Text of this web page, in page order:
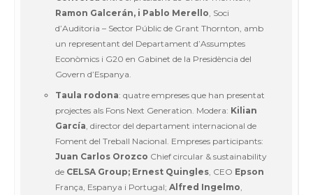
Ramon Galcerán, i Pablo Merello , Soci
d’Auditoria – Sector Públic de Grant Thornton, amb
un representant del Departament d’Assumptes
Econòmics i G20 en Gabinet de la Presidència del
Govern d’Espanya.
Taula rodona: quatre empreses que han presentat
projectes als Fons Next Generation. Modera: Kilian
García , director del departament internacional de
Foment del Treball Nacional. Empreses participants:
Juan Carlos Orozco Chief circular & sustainability
de CELSA Group; Ernest Quingles , CEO Epson
França, Espanya i Portugal; Alfred Ingelmo